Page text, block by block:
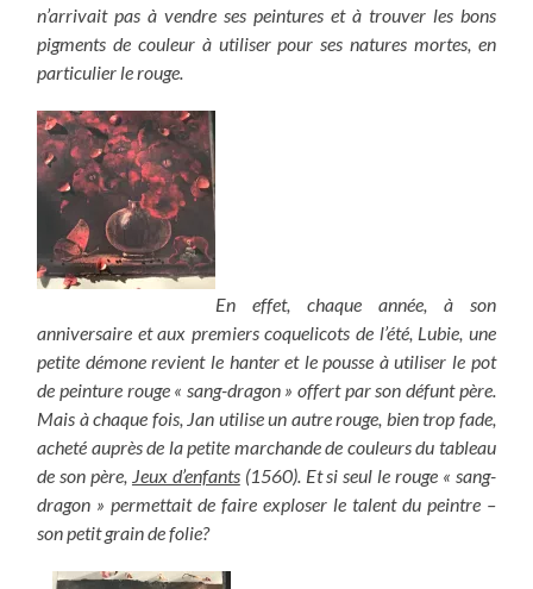
n’arrivait pas à vendre ses peintures et à trouver les bons
pigments de couleur à utiliser pour ses natures mortes, en
particulier le rouge.
En effet, chaque année, à son
anniversaire et aux premiers coquelicots de l’été, Lubie, une
petite démone revient le hanter et le pousse à utiliser le pot
de peinture rouge « sang-dragon » offert par son défunt père.
Mais à chaque fois, Jan utilise un autre rouge, bien trop fade,
acheté auprès de la petite marchande de couleurs du tableau
de son père, Jeux d’enfants(1560). Et si seul le rouge « sang-
dragon » permettait de faire exploser le talent du peintre –
son petit grain de folie?